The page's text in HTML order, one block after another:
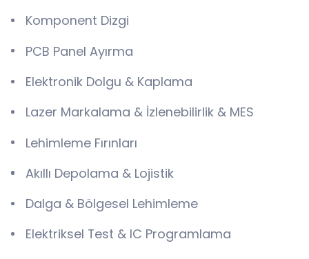
Komponent Dizgi
PCB Panel Ayırma
Elektronik Dolgu & Kaplama
Lazer Markalama & İzlenebilirlik & MES
Lehimleme Fırınları
Akıllı Depolama & Lojistik
Dalga & Bölgesel Lehimleme
Elektriksel Test & IC Programlama